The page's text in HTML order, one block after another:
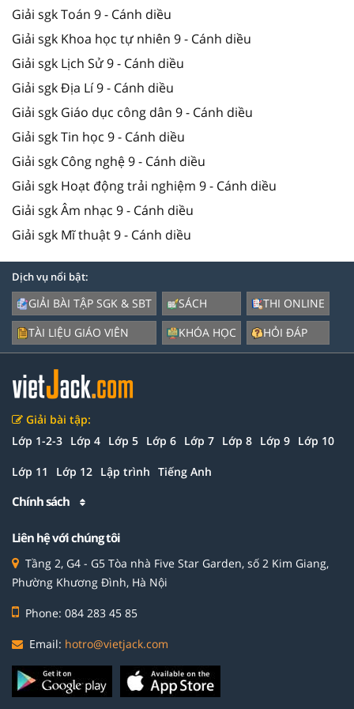
Giải sgk Toán 9 - Cánh diều
Giải sgk Khoa học tự nhiên 9 - Cánh diều
Giải sgk Lịch Sử 9 - Cánh diều
Giải sgk Địa Lí 9 - Cánh diều
Giải sgk Giáo dục công dân 9 - Cánh diều
Giải sgk Tin học 9 - Cánh diều
Giải sgk Công nghệ 9 - Cánh diều
Giải sgk Hoạt động trải nghiệm 9 - Cánh diều
Giải sgk Âm nhạc 9 - Cánh diều
Giải sgk Mĩ thuật 9 - Cánh diều
Dịch vụ nổi bật:
GIẢI BÀI TẬP SGK & SBT
TÀI LIỆU GIÁO VIÊN
SÁCH
KHÓA HỌC
THI ONLINE
HỎI ĐÁP
Giải bài tập:
Lớp 1-2-3 Lớp 4 Lớp 5 Lớp 6 Lớp 7 Lớp 8 Lớp 9 Lớp 10
Lớp 11 Lớp 12 Lập trình Tiếng Anh
Chính sách
Liên hệ với chúng tôi
Tầng 2, G4 - G5 Tòa nhà Five Star Garden, số 2 Kim Giang,
Phường Khương Đình, Hà Nội
Phone: 084 283 45 85
Email: hotro@vietjack.com